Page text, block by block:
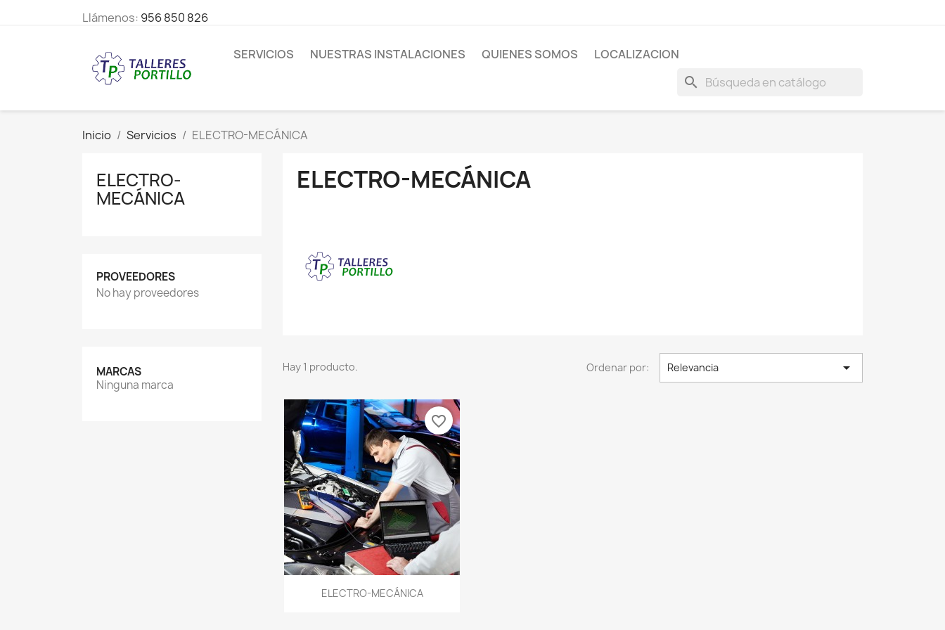
Llámenos: 956 850 826
SERVICIOS NUESTRAS INSTALACIONES QUIENES SOMOS LOCALIZACION
search
Inicio Servicios ELECTRO-MECÁNICA
ELECTRO-
MECÁNICA
PROVEEDORES
No hay proveedores
MARCAS
Ninguna marca
ELECTRO-MECÁNICA
Hay 1 producto. Ordenar por: Relevancia 
Vista rápida
ELECTRO-MECÁNICA
favorite_border